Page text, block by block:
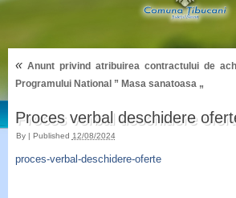
«Anunt privind atribuirea contractului de
Programului National ” Masa sanatoasa „
Proces verbal deschidere
By | Published 12/08/2024
proces-verbal-deschidere-oferte